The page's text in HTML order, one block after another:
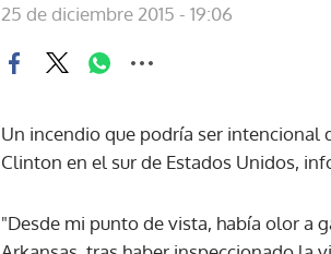
25 de diciembre 2015 - 19:06
Un incendio que podría ser intencional
Clinton en el sur de Estados Unidos,
"Desde mi punto de vista, había olor a